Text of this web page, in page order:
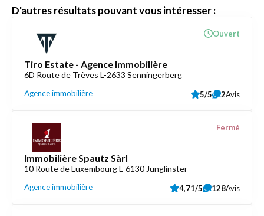
D'autres résultats pouvant vous intéresser :
Tiro Estate - Agence Immobilière
6D Route de Trèves L-2633 Senningerberg
Agence immobilière
Ouvert
5/5 2Avis
Immobilière Spautz Sàrl
10 Route de Luxembourg L-6130 Junglinster
Agence immobilière
Fermé
4,71/5 128Avis